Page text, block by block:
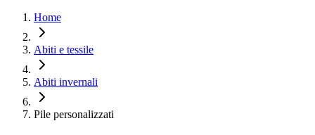
Home
Abiti e tessile
Abiti invernali
Pile personalizzati